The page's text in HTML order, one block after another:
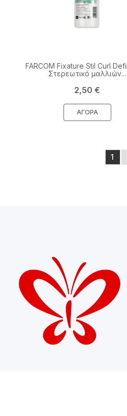
FARCOM Fixature Stil Curl
Στερεωτικό μαλλιών...
Τιμή
2,50 €
ΑΓΟΡΆ
1